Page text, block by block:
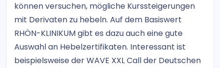
können versuchen, mögliche Kurssteigerungen
mit Derivaten zu hebeln. Auf dem Basiswert
RHÖN-KLINIKUM gibt es dazu auch eine gute
Auswahl an Hebelzertifikaten. Interessant ist
beispielsweise der WAVE XXL Call der Deutschen